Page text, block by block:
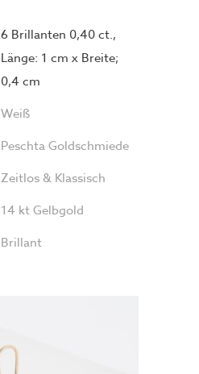
6 Brillanten 0,40 ct.,
Länge: 1 cm x Breite;
0,4 cm
Weiß
Peschta Goldschmiede
Zeitlos & Klassisch
14 kt Gelbgold
Brillant